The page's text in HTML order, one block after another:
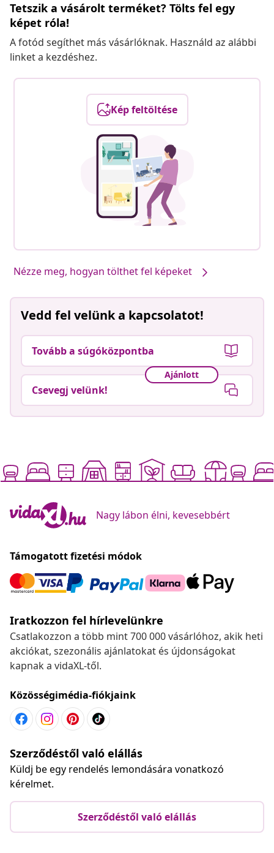
Tetszik a vásárolt terméket? Tölts fel egy
képet róla!
A fotód segíthet más vásárlóknak. Használd az alábbi
linket a kezdéshez.
Kép feltöltése
Nézze meg, hogyan tölthet fel képeket
Vedd fel velünk a kapcsolatot!
Tovább a súgóközpontba
Ajánlott
Csevegj velünk!
Nagy lábon élni, kevesebbért
Támogatott fizetési módok
Iratkozzon fel hírlevelünkre
Csatlakozzon a több mint 700 000 vásárlóhoz, akik heti
akciókat, szezonális ajánlatokat és újdonságokat
kapnak a vidaXL-től.
Közösségimédia-fiókjaink
Szerződéstől való elállás
Küldj be egy rendelés lemondására vonatkozó
kérelmet.
Szerződéstől való elállás